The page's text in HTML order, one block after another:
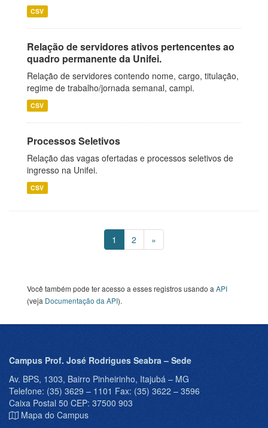
CSV
Relação de servidores ativos pertencentes ao
quadro permanente da Unifei.
Relação de servidores contendo nome, cargo, titulação,
regime de trabalho/jornada semanal, campi.
CSV
Processos Seletivos
Relação das vagas ofertadas e processos seletivos de
ingresso na Unifei.
CSV
1 2 »
Você também pode ter acesso a esses registros usando a API
(veja Documentação da API).
Campus Prof. José Rodrigues Seabra – Sede
Av. BPS, 1303, Bairro Pinheirinho, Itajubá – MG
Telefone: (35) 3629 – 1101 Fax: (35) 3622 – 3596
Caixa Postal 50 CEP: 37500 903
Mapa do Campus